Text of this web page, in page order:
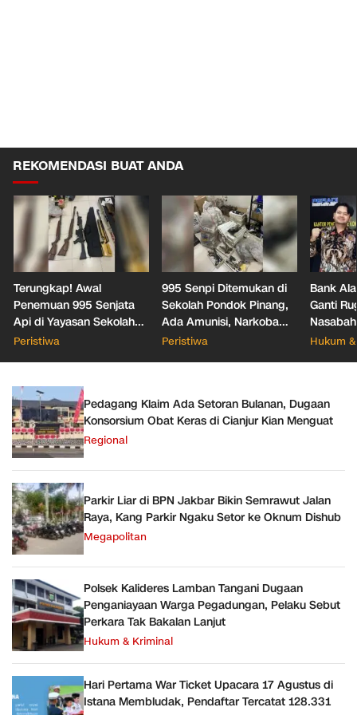
REKOMENDASI BUAT ANDA
Terungkap! Awal
Penemuan 995 Senjata
Api di Yayasan Sekolah
Jaksel
Peristiwa
995 Senpi Ditemukan di
Sekolah Pondok Pinang,
Ada Amunisi, Narkoba
hingga Dugaan Bunker
Peristiwa
Bank
Ganti
Office
Hukum
Pedagang Klaim Ada Setoran Bulanan, Dugaan
Konsorsium Obat Keras di Cianjur Kian Menguat
Regional
Parkir Liar di BPN Jakbar Bikin Semrawut Jalan
Raya, Kang Parkir Ngaku Setor ke Oknum Dishub
Megapolitan
Polsek Kalideres Lamban Tangani Dugaan
Penganiayaan Warga Pegadungan, Pelaku Sebut
Perkara Tak Bakalan Lanjut
Hukum & Kriminal
Hari Pertama War Ticket Upacara 17 Agustus di
Istana Membludak, Pendaftar Tercatat 128.331